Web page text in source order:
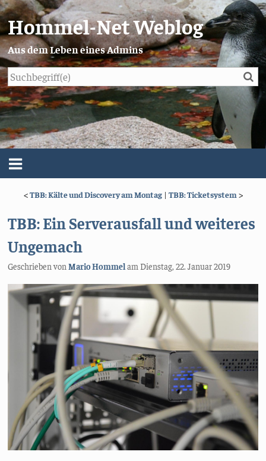
Hommel-Net Weblog
Aus dem Leben eines Admins
Menü
Impressum/Datenschutz
<TBB: Kälte und Discovery am Montag | TBB: Ticketsystem >
TBB: Ein Serverausfall und weiteres
Ungemach
Geschrieben vonMario HommelamDienstag, 22. Januar 2019